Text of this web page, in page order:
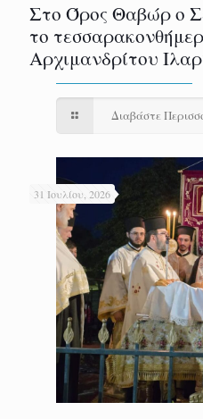
Στο Όρος Θαβώρ ο
το
Αρχιμανδρίτου
Διαβάστε
31 Ιουλίου, 2026